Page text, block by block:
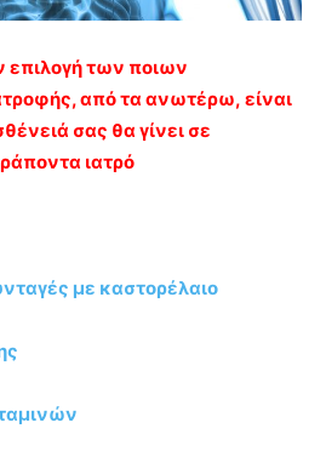
επιλογή των ποιων
από τα ανωτέρω, είναι
σας θα γίνει σε
ιατρό
με καστορέλαιο